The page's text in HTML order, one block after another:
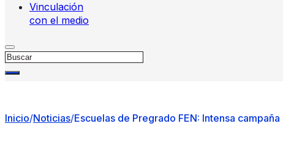
Vinculación
con el medio
Buscar
Inicio/Noticias/Escuelas de Pregrado FEN: Intensa